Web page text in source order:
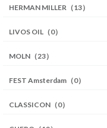
HERMAN MILLER（13）
LIVOS OIL（0）
MOLN（23）
FEST Amsterdam（0）
CLASSICON（0）